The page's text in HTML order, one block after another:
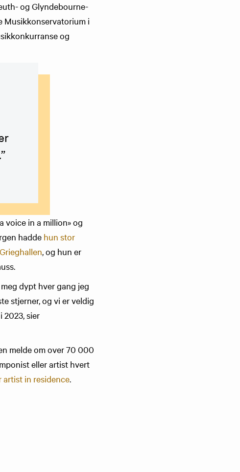
og Glyndebourne-
Musikkonservatorium i
og
voice in a million» og
hadde hun stor
, og hun er
dypt hver gang jeg
stjerner, og vi er veldig
2023, sier
melde om over 70 000
eller artist hvert
artist in residence.